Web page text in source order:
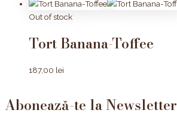
Out of stock
Tort Banana-Toffee
187,00 lei
Abonează-te la Newsletter